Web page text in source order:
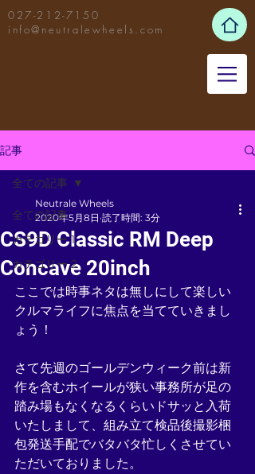
027-212-7150
info@neutralewheels.com
記事
全ての記事
カテゴリー 1
カテゴリー 2
全ての記事
CS9D Classic RM Deep
Concave 20inch
Neutrale Wheels
2020年5月8日 読了時間: 3分
ここでは時事ネタは無しにして楽しい
クルマライフに焦点を当てていきまし
ょう！
さて先週のゴールデンウィーク前は新
作を含むホイールが狭い事務所が足の
踏み場もなくなるくらいドサッと入荷
いたしまして、組み立て検品後撮影梱
包発送手配でバタバタ忙しくさせてい
ただいておりました。